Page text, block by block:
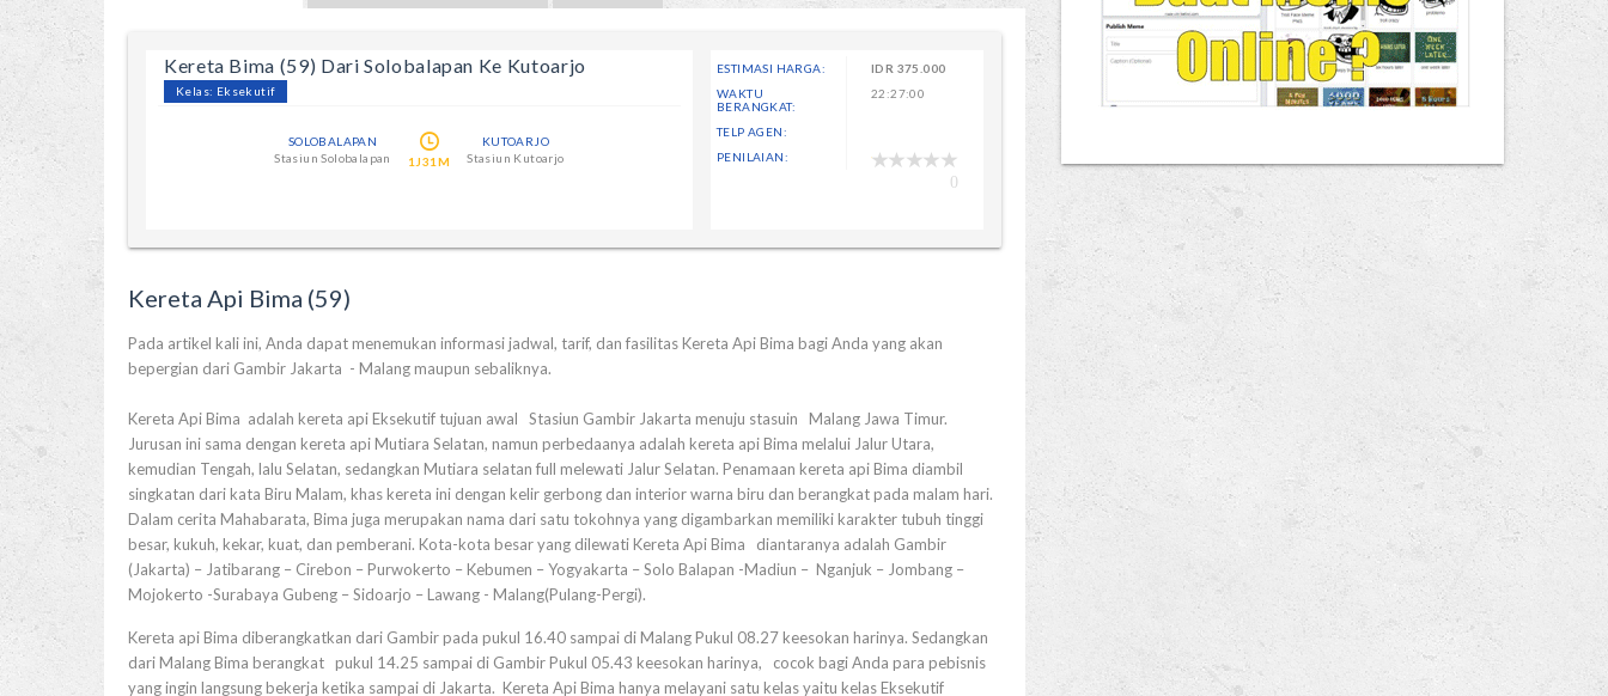
Kereta Bima (59) Dari Solobalapan Ke Kutoarjo
Kelas: Eksekutif
SOLOBALAPAN
Stasiun Solobalapan
1J31M
KUTOARJO
Stasiun Kutoarjo
ESTIMASI HARGA: IDR 375.000
WAKTU
BERANGKAT:
22:27:00
TELP AGEN:
PENILAIAN:
0
Kereta Api Bima (59)
Pada artikel kali ini, Anda dapat menemukan informasi jadwal, tarif, dan fasilitas Kereta Api Bima bagi Anda yang akan
bepergian dari Gambir Jakarta - Malang maupun sebaliknya.
Kereta Api Bima adalah kereta api Eksekutif tujuan awal Stasiun Gambir Jakarta menuju stasuin Malang Jawa Timur.
Jurusan ini sama dengan kereta api Mutiara Selatan, namun perbedaanya adalah kereta api Bima melalui Jalur Utara,
kemudian Tengah, lalu Selatan, sedangkan Mutiara selatan full melewati Jalur Selatan. Penamaan kereta api Bima diambil
singkatan dari kata Biru Malam, khas kereta ini dengan kelir gerbong dan interior warna biru dan berangkat pada malam hari.
Dalam cerita Mahabarata, Bima juga merupakan nama dari satu tokohnya yang digambarkan memiliki karakter tubuh tinggi
besar, kukuh, kekar, kuat, dan pemberani. Kota-kota besar yang dilewati Kereta Api Bima diantaranya adalah Gambir
(Jakarta) – Jatibarang – Cirebon – Purwokerto – Kebumen – Yogyakarta – Solo Balapan -Madiun – Nganjuk – Jombang –
Mojokerto -Surabaya Gubeng – Sidoarjo – Lawang - Malang(Pulang-Pergi).
Kereta api Bima diberangkatkan dari Gambir pada pukul 16.40 sampai di Malang Pukul 08.27 keesokan harinya. Sedangkan
dari Malang Bima berangkat pukul 14.25 sampai di Gambir Pukul 05.43 keesokan harinya, cocok bagi Anda para pebisnis
yang ingin langsung bekerja ketika sampai di Jakarta. Kereta Api Bima hanya melayani satu kelas yaitu kelas Eksekutif